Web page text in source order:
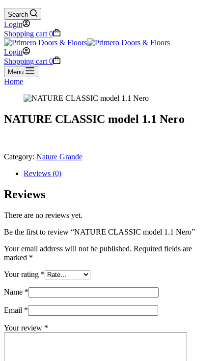
Search
Login
Shopping cart 0
Login
Shopping cart 0
Menu
Home
NATURE CLASSIC model 1.1 Nero
Category: Nature Grande
Reviews (0)
Reviews
There are no reviews yet.
Be the first to review “NATURE CLASSIC model 1.1 Nero”
Your email address will not be published. Required fields are
marked *
Your rating *
Name *
Email *
Your review *